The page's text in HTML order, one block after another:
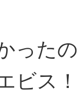
った
ビス